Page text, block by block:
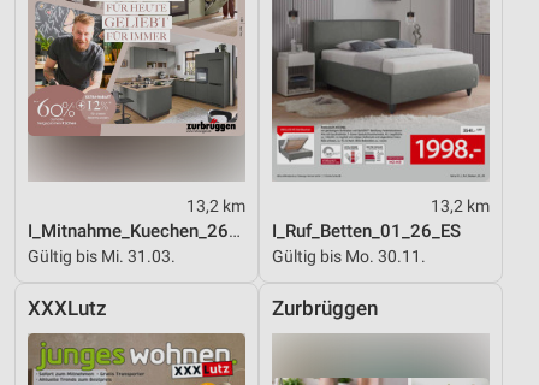
13,2 km
I_Mitnahme_Kuechen_26_ES
Gültig bis Mi. 31.03.
13,2 km
I_Ruf_Betten_01_26_ES
Gültig bis Mo. 30.11.
XXXLutz Zurbrüggen